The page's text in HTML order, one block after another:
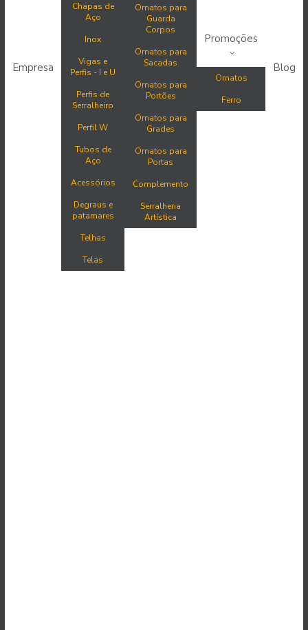
Empresa
Chapas de
Aço
Inox
Vigas e
Perfis - I e U
Perfis de
Serralheiro
Perfil W
Tubos de
Aço
Acessórios
Degraus e
patamares
Telhas
Telas
Ornatos para
Guarda
Corpos
Ornatos para
Sacadas
Ornatos para
Portões
Ornatos para
Grades
Ornatos para
Portas
Complemento
Serralheria
Artística
Promoções
Ornatos
Ferro
Blog